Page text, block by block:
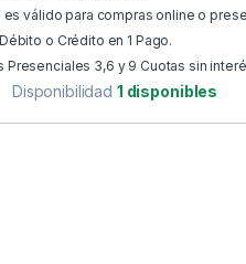
es válido para compras online o
o Crédito en 1 Pago.
Presenciales 3,6 y 9 Cuotas sin
Disponibilidad 1 disponibles